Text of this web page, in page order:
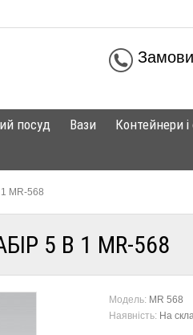
посуд Вази Контейнери і
MR-568
5 В 1 MR-568
Модель: MR 568
Наявність: На